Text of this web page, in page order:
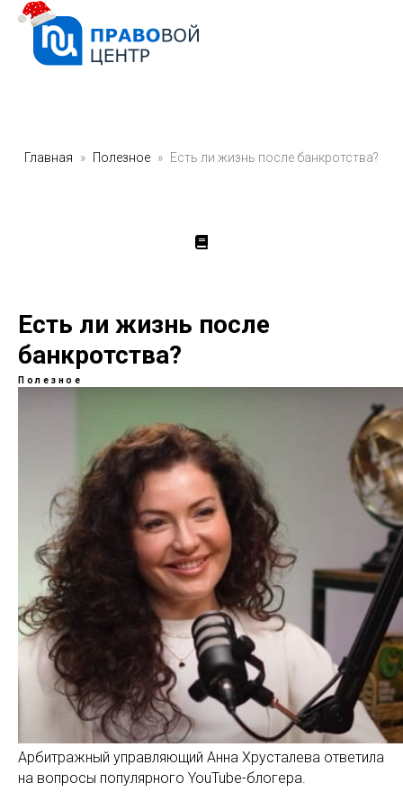
Главная Полезное Есть ли жизнь после банкротства?
Есть ли жизнь после
банкротства?
Полезное
Арбитражный управляющий Анна Хрусталева ответила
на вопросы популярного YouTube-блогера.